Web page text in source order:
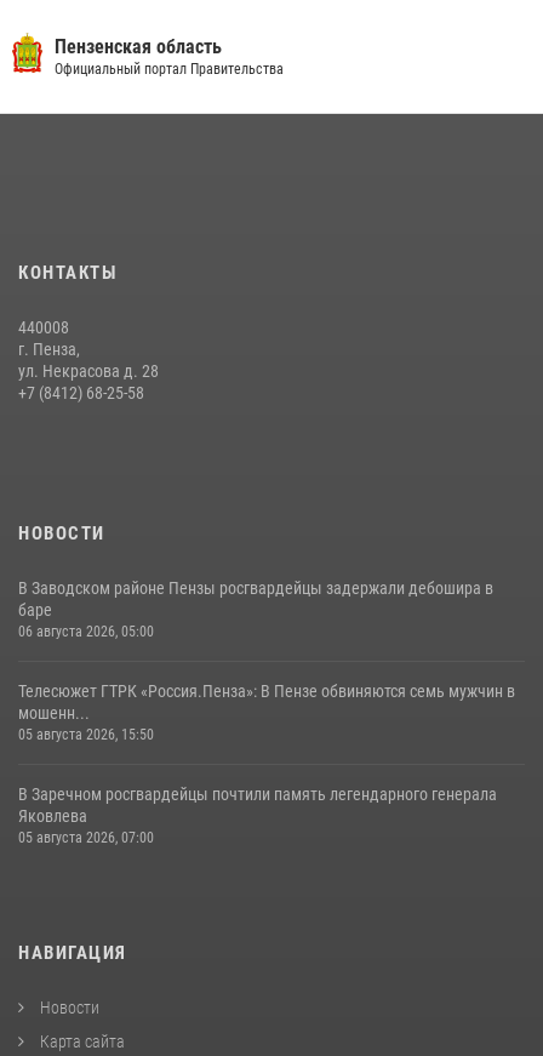
Пензенская область
Официальный портал Правительства
КОНТАКТЫ
440008
г. Пенза,
ул. Некрасова д. 28
+7 (8412) 68-25-58
НОВОСТИ
В Заводском районе Пензы росгвардейцы задержали дебошира в
баре
06 августа 2026, 05:00
Телесюжет ГТРК «Россия.Пенза»: В Пензе обвиняются семь мужчин в
мошенн...
05 августа 2026, 15:50
В Заречном росгвардейцы почтили память легендарного генерала
Яковлева
05 августа 2026, 07:00
НАВИГАЦИЯ
Новости
Карта сайта